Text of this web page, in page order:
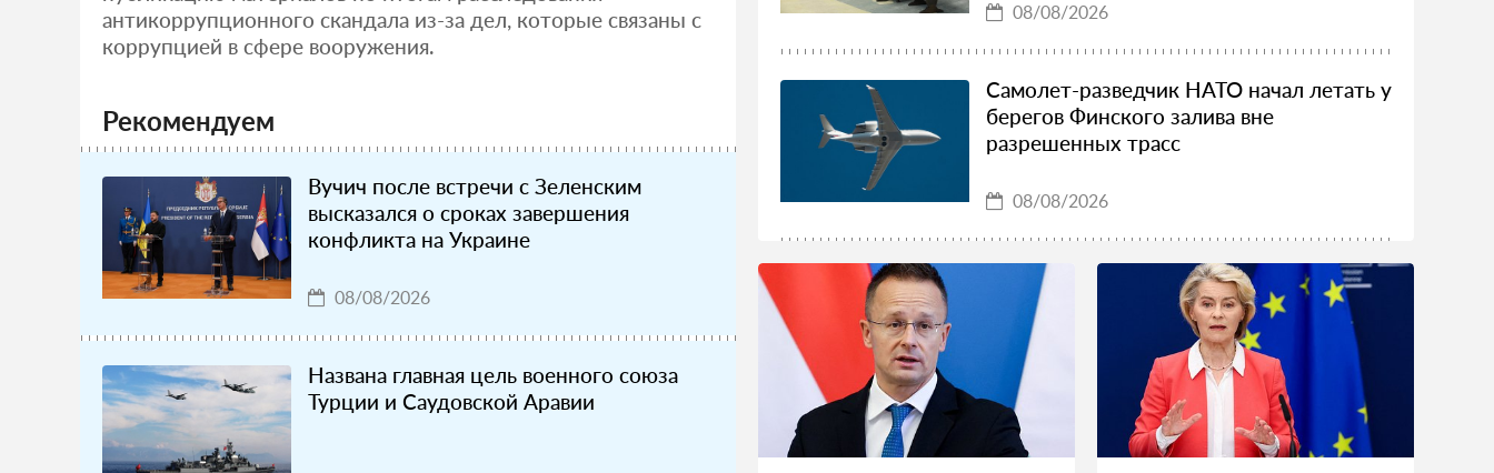
антикоррупционного скандала из-за дел, которые связаны с
коррупцией в сфере вооружения.
Рекомендуем
Вучич после встречи с Зеленским
высказался о сроках завершения
конфликта на Украине
08/08/2026
Названа главная цель военного союза
Турции и Саудовской Аравии
08/08/2026
Самолет-разведчик НАТО начал летать у
берегов Финского залива вне
разрешенных трасс
08/08/2026